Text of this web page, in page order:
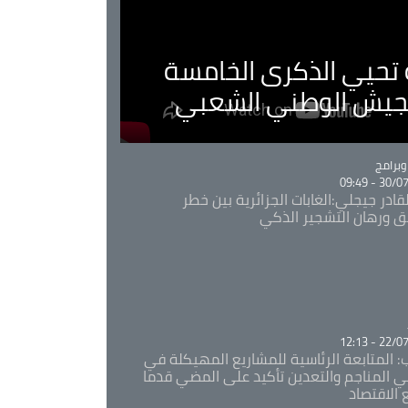
تحيي الذكرى الخامسة
الوطني الشعبي
30/07/
جيجلي:الغابات الجزائرية بين خطر
ورهان التشجير الذكي
22/07/
المتابعة الرئاسية للمشاريع المهيكلة في
المناجم والتعدين تأكيد على المضي قدما
الاقتصاد